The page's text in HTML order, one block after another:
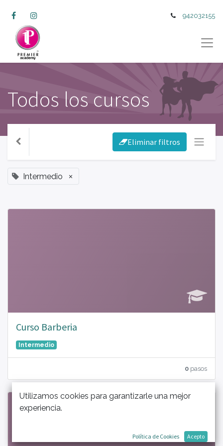
942032155
Todos los cursos
Eliminar filtros
Intermedio ×
Curso Barberia
Intermedio
0 pasos
Utilizamos cookies para garantizarle una mejor
experiencia.
Política de Cookies Acepto